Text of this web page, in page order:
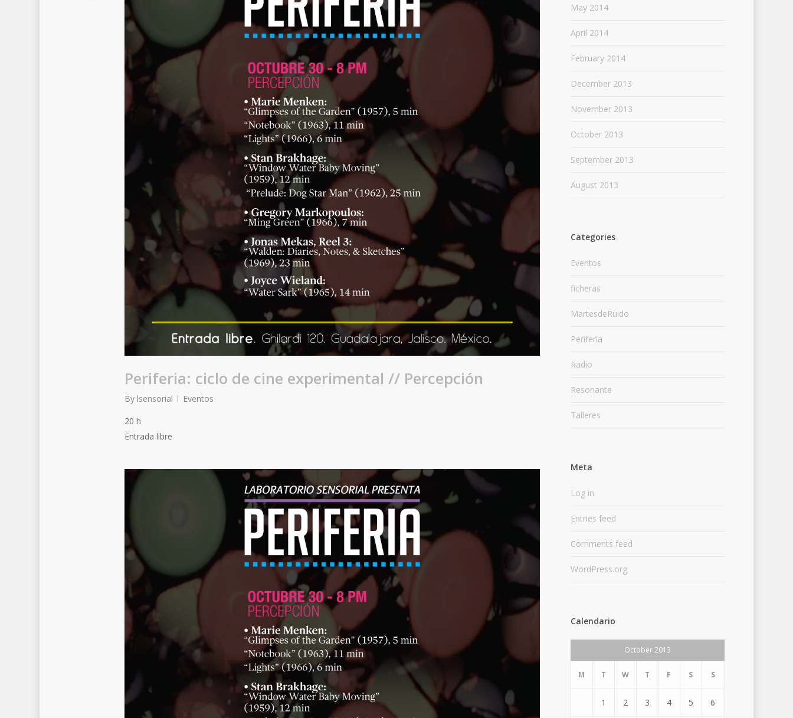
Periferia: ciclo de cine experimental // Percepción
By lsensorial
Eventos
20 h
Entrada libre
May 2014
April 2014
February 2014
December 2013
November 2013
October 2013
September 2013
August 2013
Categories
Eventos
ficheras
MartesdeRuido
Periferia
Radio
Resonante
Talleres
Meta
Log in
Entries feed
Comments feed
WordPress.org
Calendario
October 2013
M T W T F S S
1 2 3 4 5 6